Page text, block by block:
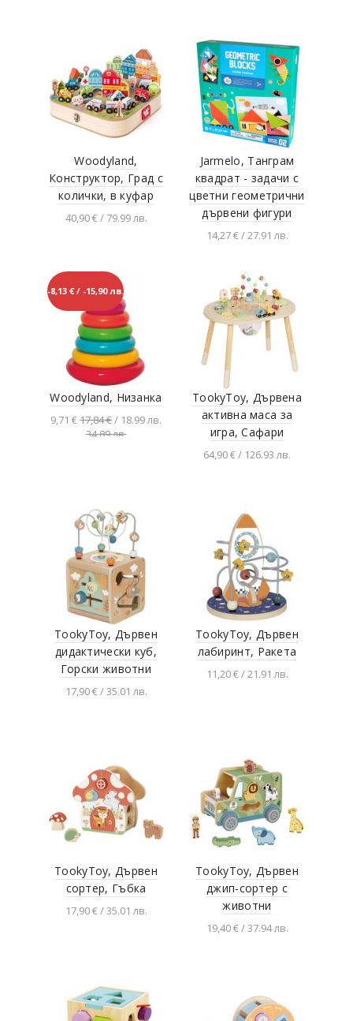
Woodyland,
Конструктор, Град с
колички, в куфар
40,90 € / 79.99 лв.
Jarmelo, Танграм
квадрат - задачи с
цветни геометрични
дървени фигури
14,27 € / 27.91 лв.
количката
-8,13 € / -15,90 лв.
Woodyland, Низанка
9,71 €17,84 €/ 18.99 лв.
34.89 лв.
TookyToy, Дървена
активна маса за
игра, Сафари
64,90 € / 126.93 лв.
TookyToy, Дървен
дидактически куб,
Горски животни
17,90 € / 35.01 лв.
TookyToy, Дървен
лабиринт, Ракета
11,20 € / 21.91 лв.
TookyToy, Дървен
сортер, Гъбка
17,90 € / 35.01 лв.
TookyToy, Дървен
джип-сортер с
животни
19,40 € / 37.94 лв.